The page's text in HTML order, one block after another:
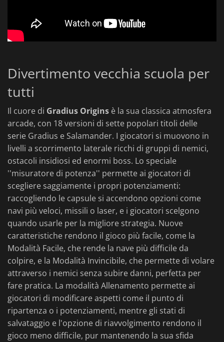
Divertimento vecchia scuola per
tutti
Il cuore di Gradius Origins è la sua classica atmosfera
arcade, con 18 versioni di sette popolari titoli delle
serie Gradius e Salamander. I giocatori si muovono in
livelli a scorrimento laterale ricchi di gruppi di nemici,
ostacoli insidiosi ed enormi boss. Lo speciale
''misuratore di potenza'' permette ai giocatori di
scegliere saggiamente i propri potenziamenti:
raccogliendo le capsule si accendono opzioni come
navi più veloci, missili o laser, e i giocatori scelgono
quando usarle per la migliore strategia. Nuove
caratteristiche rendono il gioco più facile, come la
Modalità Facile, che rende la nave più difficile da
colpire, e la Modalità Invincibile, che permette di volare
attraverso i nemici senza subire danni, perfetta per
fare pratica. La modalità Allenamento permette ai
giocatori di modificare aspetti come il punto di
ripartenza o i potenziamenti, mentre gli stati di
salvataggio e l'opzione di riavvolgimento rendono il
gioco meno difficile, pur mantenendo la sua sfida